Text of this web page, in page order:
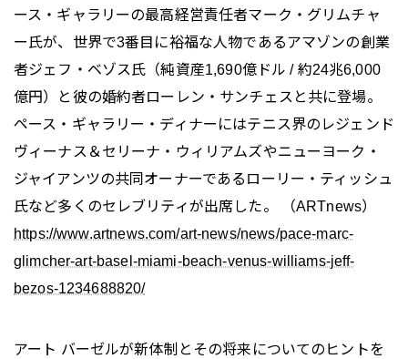
ース・ギャラリーの最高経営責任者マーク・グリムチャ
ー氏が、世界で3番目に裕福な人物であるアマゾンの創業
者ジェフ・ベゾス氏（純資産1,690億ドル / 約24兆6,000
億円）と彼の婚約者ローレン・サンチェスと共に登場。
ペース・ギャラリー・ディナーにはテニス界のレジェンド
ヴィーナス＆セリーナ・ウィリアムズやニューヨーク・
ジャイアンツの共同オーナーであるローリー・ティッシュ
氏など多くのセレブリティが出席した。 （ARTnews）
https://www.artnews.com/art-news/news/pace-marc-
glimcher-art-basel-miami-beach-venus-williams-jeff-
bezos-1234688820/
アート バーゼルが新体制とその将来についてのヒントを